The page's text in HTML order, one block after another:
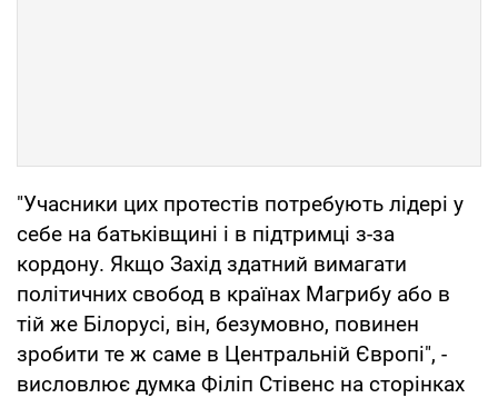
"Учасники цих протестів потребують лідері у
себе на батьківщині і в підтримці з-за
кордону. Якщо Захід здатний вимагати
політичних свобод в країнах Магрибу або в
тій же Білорусі, він, безумовно, повинен
зробити те ж саме в Центральній Європі", -
висловлює думка Філіп Стівенс на сторінках